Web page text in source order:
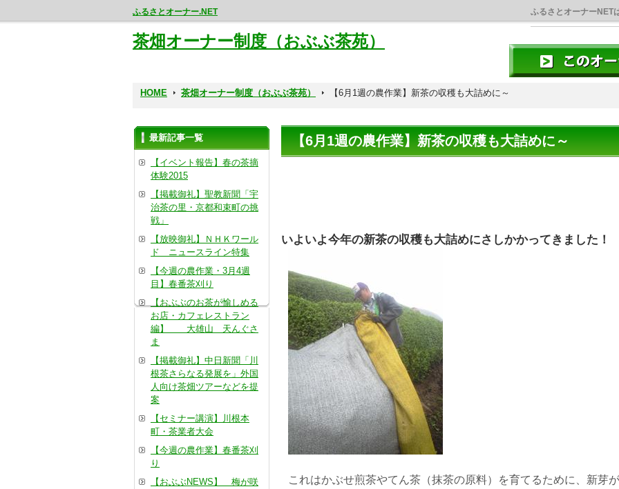
ふるさとオーナー.NET ふるさとオーナーNET
茶畑オーナー制度（おぶぶ茶苑）
HOME 茶畑オーナー制度（おぶぶ茶苑） 【6月1週の農作業】新茶の収穫も大詰めに～
【6月1週の農作業】新茶の収穫も大詰めに～
いよいよ今年の新茶の収穫も大詰めにさしかかってきました！
これはかぶせ煎茶やてん茶（抹茶の原料）を育てるために、新芽
最新記事一覧
【イベント報告】春の茶摘
体験2015
【掲載御礼】聖教新聞「宇
治茶の里・京都和束町の挑
戦」
【放映御礼】ＮＨＫワール
ド ニュースライン特集
【今週の農作業・3月4週
目】春番茶刈り
【おぶぶのお茶が愉しめる
お店・カフェレストラン
編】 大雄山 天んぐさ
ま
【掲載御礼】中日新聞「川
根茶さらなる発展を」外国
人向け茶畑ツアーなどを提
案
【セミナー講演】川根本
町・茶業者大会
【今週の農作業】春番茶刈
り
【おぶぶNEWS】 梅が咲